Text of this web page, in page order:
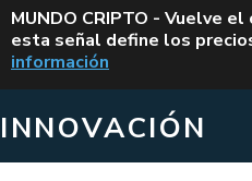
MUNDO CRIPTO - Vuelve
esta señal define los
información
INNOVACIÓN